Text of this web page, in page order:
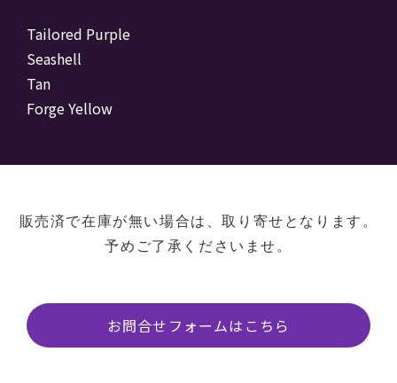
Tailored Purple
Seashell
Tan
Forge Yellow
販売済で在庫が無い場合は、取り寄せとなります。
予めご了承くださいませ。
お問合せフォームはこちら